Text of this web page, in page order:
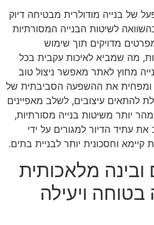
של בנייה מודולרית מבטיחה דיוק
לשיטות הבנייה המסורתיות
מדויקים תוך שימוש
מה שמביא לאיכות עקבית בכל
מחוץ לאתר מאפשר ניצול טוב
ומפחית את ההשפעה הסביבתית של
להתאים עיצובים, לשלב מאפיינים
יותר משיטות בנייה מסורתיות,
את עתיד הדיור למגורים על ידי
וחסכונית יותר לבניית בתים.
ובינה מלאכותית
בטוחה ויעילה